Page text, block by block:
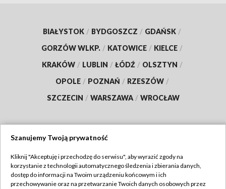
BIAŁYSTOK / BYDGOSZCZ / GDAŃSK /
GORZÓW WLKP. / KATOWICE / KIELCE /
KRAKÓW / LUBLIN / ŁÓDŹ / OLSZTYN /
OPOLE / POZNAŃ / RZESZÓW /
SZCZECIN / WARSZAWA / WROCŁAW
TVP
Abonament TVP
Regulamin TVP
Szanujemy Twoją prywatność
Kliknij "Akceptuję i przechodzę do serwisu", aby wyrazić zgody na
korzystanie z technologii automatycznego śledzenia i zbierania danych,
dostęp do informacji na Twoim urządzeniu końcowym i ich
przechowywanie oraz na przetwarzanie Twoich danych osobowych przez